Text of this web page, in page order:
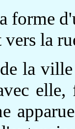
forme
la
la
elle,